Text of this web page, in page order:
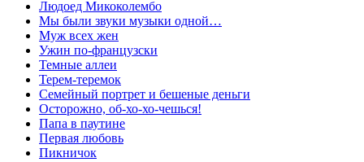
Людоед Микоколембо
Мы были звуки музыки одной…
Муж всех жен
Ужин по-французски
Темные аллеи
Терем-теремок
Семейный портрет и бешеные деньги
Осторожно, об-хо-хо-чешься!
Папа в паутине
Первая любовь
Пикничок